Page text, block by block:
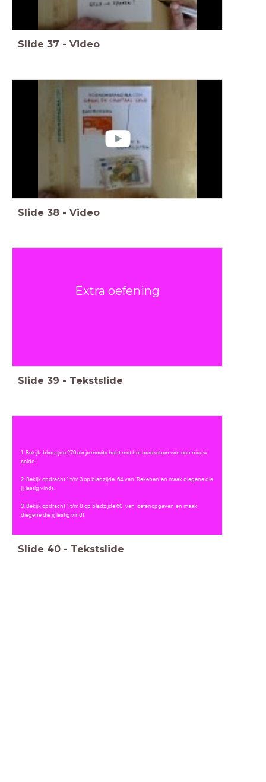
Slide 37 - Video
Slide 38 - Video
Extra oefening
Slide 39 - Tekstslide
1. Bekijk bladzijde 279 als je moeite hebt met het berekenen van een nieuw
saldo.
2. Bekijk opdracht 1 t/m 3 op bladzijde 64 van 'Rekenen' en maak diegene die
jij lastig vindt.
3. Bekijk opdracht 1 t/m 8 op bladzijde 60 van 'oefenopgaven' en maak
diegene die jij lastig vindt.
Slide 40 - Tekstslide